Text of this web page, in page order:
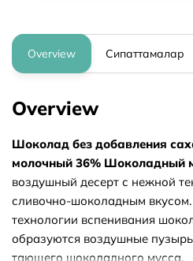
Overview Сипаттамалар
Overview
Шоколад без добавления
молочный 36% Шоколадный
воздушный десерт с нежной
сливочно-шоколадным
технологии вспенивания
образуются воздушные
тающего шоколадного мусса.